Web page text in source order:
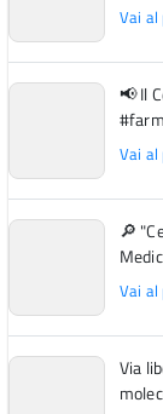
Vai
📢 Il
Vai
🔎
Vai
Via